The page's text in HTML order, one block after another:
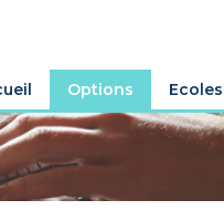
Options Ecoles